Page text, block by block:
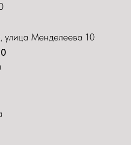
улица Менделеева 10